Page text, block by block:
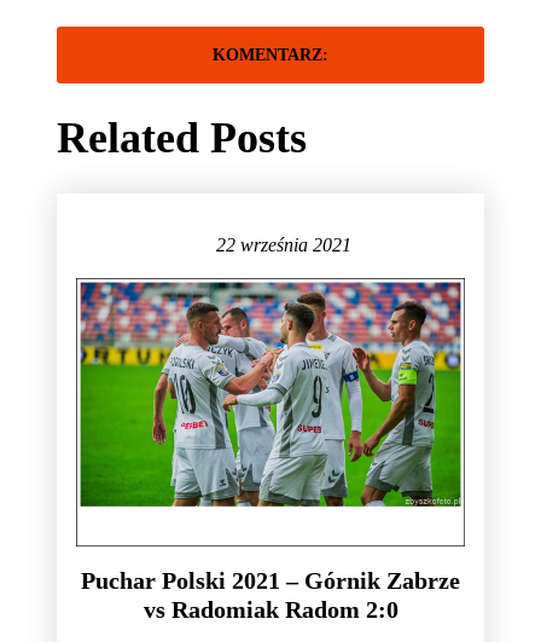
Related Posts
22 września 2021
Puchar Polski 2021 – Górnik Zabrze
vs Radomiak Radom 2:0